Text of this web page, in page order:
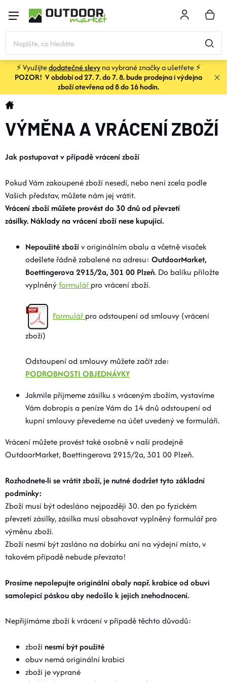
obsah
KOŠÍK
STANY
SPACÁKY
OBLEČENÍ
DOPLŇKY
VYBAVENÍ
CYKLISTIKA
Značky
Velikosti Kontakty Napište nám
Slovník pojmů
Nákup pro kolektiv
Slevové kódy
Blog
Doprava a platba
Mimosoudní řešení sporů
Výměna a vrácení
Stav objednávky
Moje objednávka
⚡ Využijtedodatečné slevyna vybrané značky a ušetřete ⚡
POZOR! V období od 27. 7. do 7. 8. bude prodejna i výdejna
zboží otevřena od 8 do 16 hodin.
Domů
VÝMĚNA A VRÁCENÍ ZBOŽÍ
Jak postupovat v případě vrácení zboží
Pokud Vám zakoupené zboží nesedí, nebo není zcela podle
Vašich představ, můžete nám jej vrátit.
Vrácení zboží můžete provést do 30 dnů od převzetí
zásilky. Náklady na vrácení zboží nese kupující.
Nepoužité zbožív originálním obalu a včetně visaček
odešlete řádně zabalené na adresu: OutdoorMarket,
Boettingerova 2915/2a, 301 00 Plzeň. Do balíku přiložte
vyplněnýformulář pro vrácení zboží.
Formulář pro odstoupení od smlouvy (vrácení
zboží)
Odstoupení od smlouvy můžete začít zde:
PODROBNOSTI OBJEDNÁVKY
Jakmile přijmeme zásilku s vráceným zbožím, vystavíme
Vám dobropis a peníze Vám do 14 dnů odstoupení od
kupní smlouvy převedeme na účet uvedený ve formuláři.
Vrácení můžete provést také osobně v naší prodejně
OutdoorMarket, Boettingerova 2915/2a, 301 00 Plzeň.
Rozhodnete-li se vrátit zboží, je nutné dodržet tyto základní
podmínky:
Zboží musí být odesláno nejpozději 30. den po fyzickém
převzetí zásilky, zásilka musí obsahovat vyplněný formulář pro
výměnu zboží.
Zboží nesmí být zasláno na dobírku ani na výdejní místo, v
takovém případě nebude převzato!
Prosíme nepolepujte originální obaly např. krabice od obuvi
samolepicí páskou aby nedošlo k jejich znehodnocení.
Nepřijímáme zboží k vrácení v případě těchto důvodů:
zbožínesmí být použité
obuv nemá originální krabici
zboží je vyprané